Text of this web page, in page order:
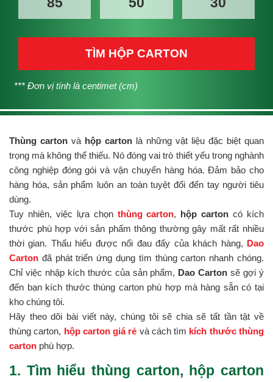
TÌM HỘP CARTON
*** Đơn vị tính là centimet (cm)
Thùng carton và hộp carton là những vật liệu đặc biệt quan
trọng mà không thể thiếu. Nó đóng vai trò thiết yếu trong nghành
công nghiệp đóng gói và vận chuyển hàng hóa. Đảm bảo cho
hàng hóa, sản phẩm luôn an toàn tuyệt đối đến tay người tiêu
dùng.
Tuy nhiên, việc lựa chọn thùng carton, hộp carton có kích
thước phù hợp với sản phẩm thông thường gây mất rất nhiều
thời gian. Thấu hiểu được nổi đau đấy của khách hàng, Dao
Carton đã phát triển ứng dụng tìm thùng carton nhanh chóng.
Chỉ việc nhập kích thước của sản phẩm, Dao Carton sẽ gợi ý
đến bạn kích thước thùng carton phù hợp mà hàng sẵn có tại
kho chúng tôi.
Hãy theo dõi bài viết này, chúng tôi sẽ chia sẽ tất tần tật về
thùng carton, hộp carton giá rẻ và cách tìm kích thước thùng
carton phù hợp.
1. Tìm hiểu thùng carton, hộp carton